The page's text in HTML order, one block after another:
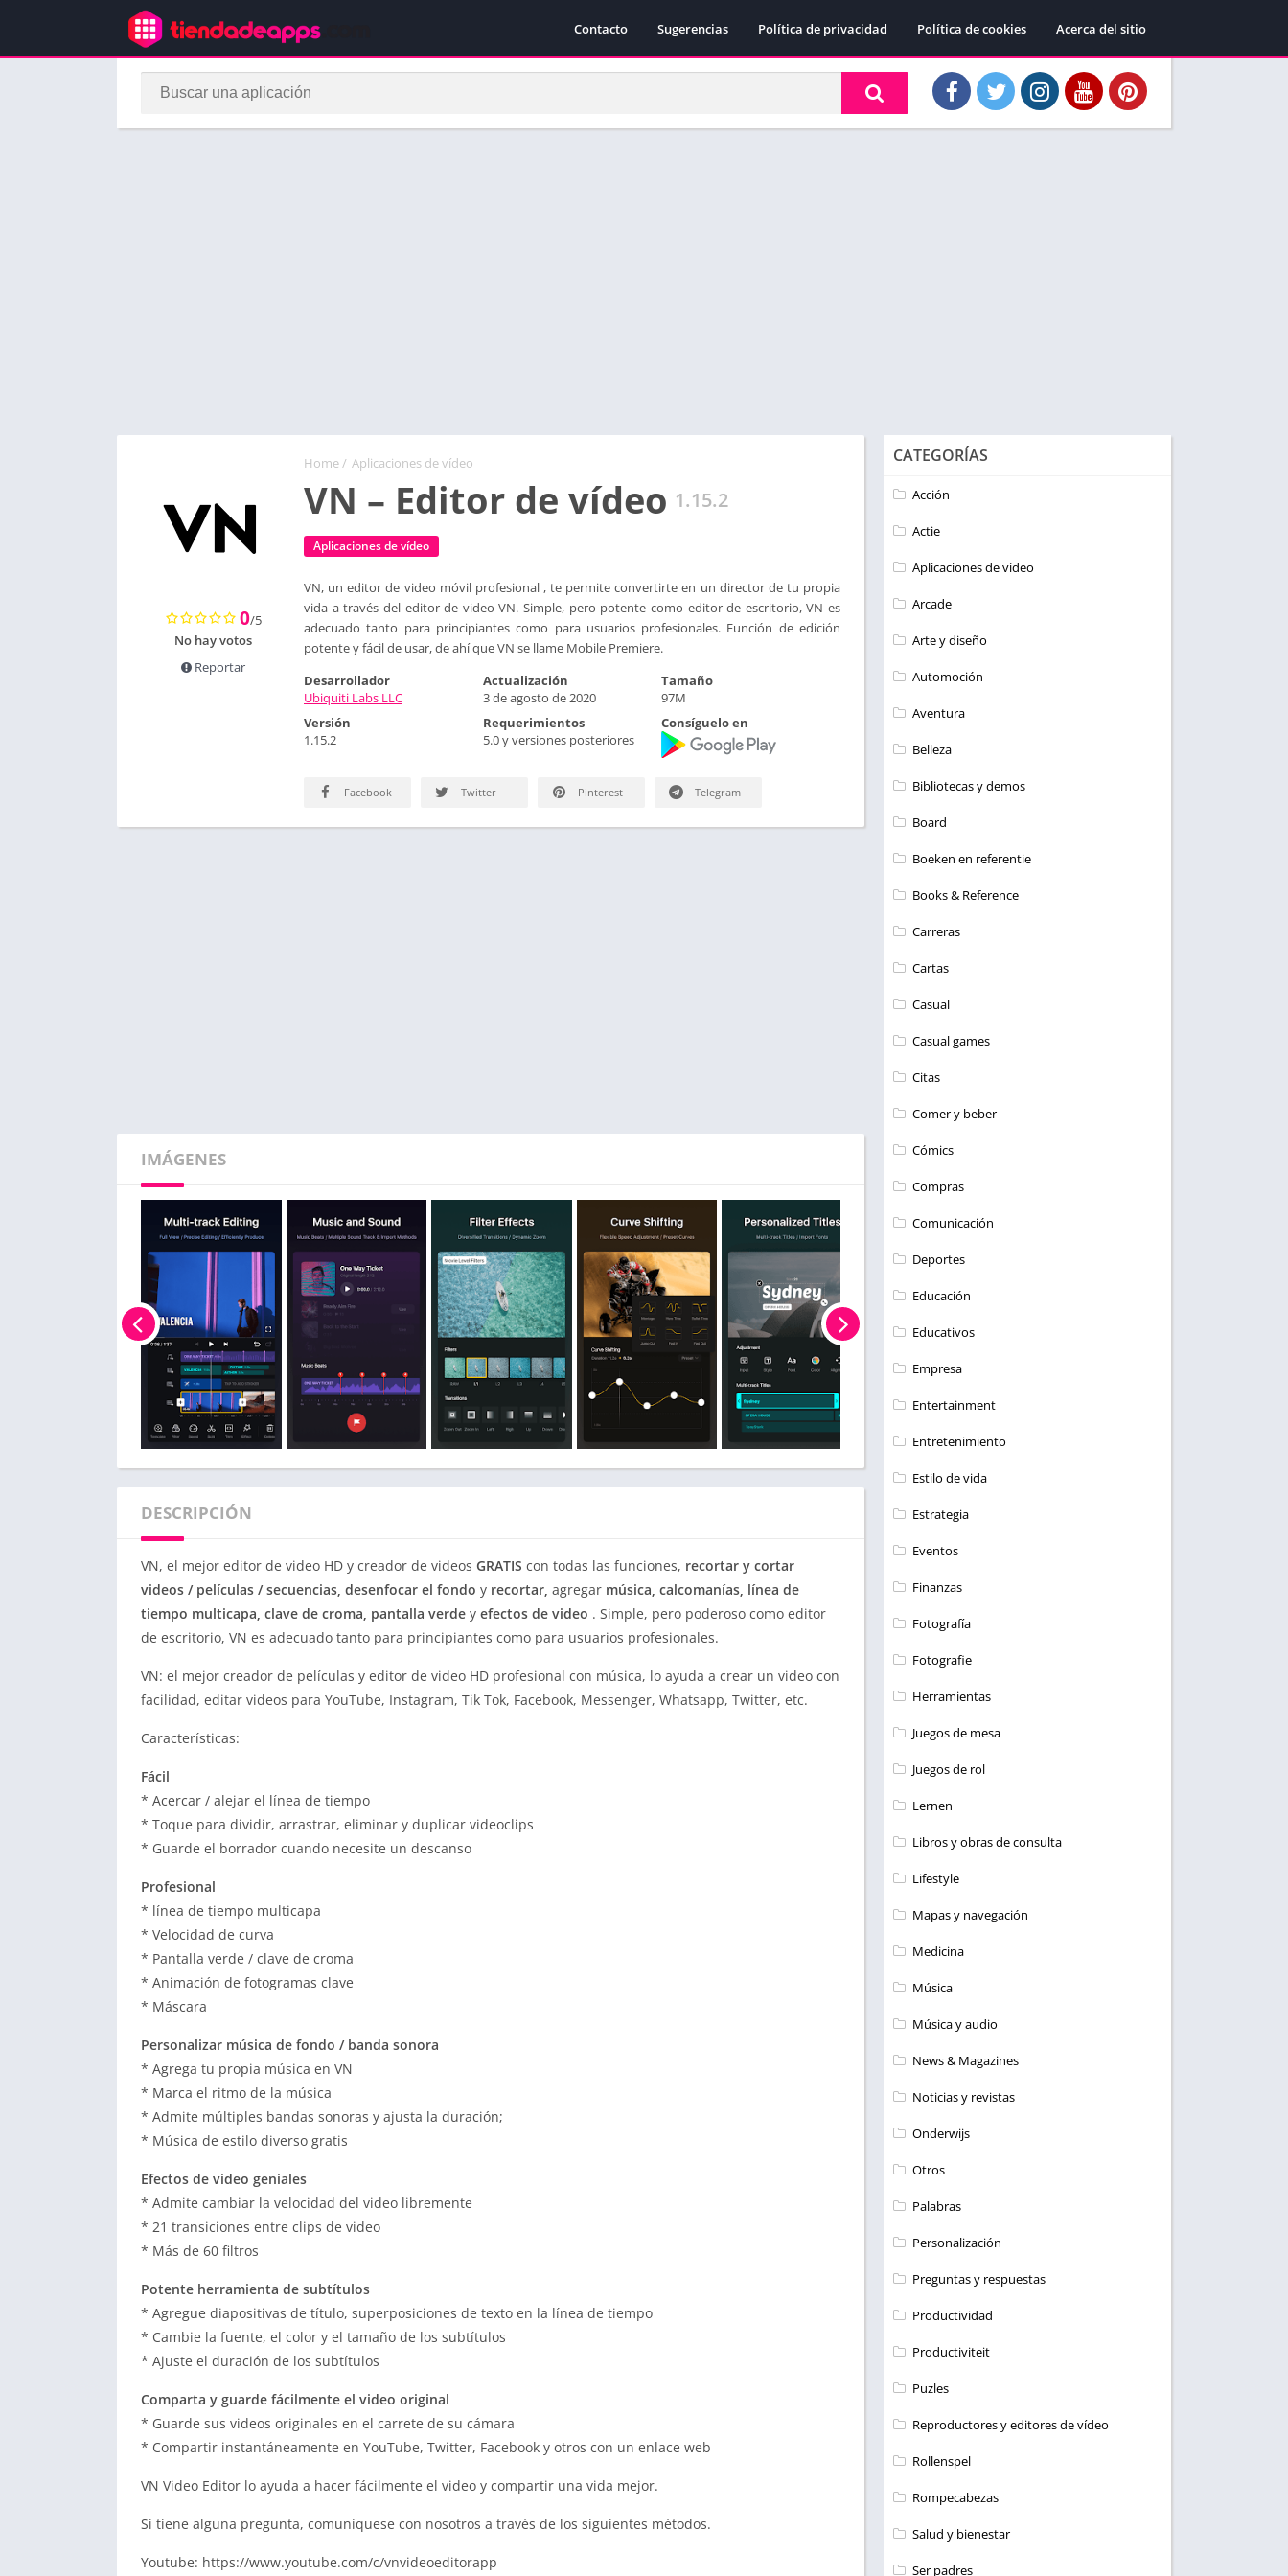
Contacto Sugerencias Política de privacidad Política de cookies Acerca del sitio
Home/ Aplicaciones de vídeo
VN – Editor de vídeo 1.15.2
Aplicaciones de vídeo
VN, un editor de video móvil profesional , te permite convertirte en un director de tu propia
vida a través del editor de video VN. Simple, pero potente como editor de escritorio, VN es
adecuado tanto para principiantes como para usuarios profesionales. Función de edición
potente y fácil de usar, de ahí que VN se llame Mobile Premiere.
0/5
No hay votos
Reportar
Desarrollador
Ubiquiti Labs LLC
Actualización
3 de agosto de 2020
Tamaño
97M
Versión
1.15.2
Requerimientos
5.0 y versiones posteriores
Consíguelo en
Facebook Twitter Pinterest Telegram
IMÁGENES
DESCRIPCIÓN
VN, el mejor editor de video HD y creador de videos GRATIS con todas las funciones, recortar y cortar
videos / películas / secuencias, desenfocar el fondo y recortar, agregar música, calcomanías, línea de
tiempo multicapa, clave de croma, pantalla verde y efectos de video . Simple, pero poderoso como editor
de escritorio, VN es adecuado tanto para principiantes como para usuarios profesionales.
VN: el mejor creador de películas y editor de video HD profesional con música, lo ayuda a crear un video con
facilidad, editar videos para YouTube, Instagram, Tik Tok, Facebook, Messenger, Whatsapp, Twitter, etc.
Características:
Fácil
* Acercar / alejar el línea de tiempo
* Toque para dividir, arrastrar, eliminar y duplicar videoclips
* Guarde el borrador cuando necesite un descanso
Profesional
* línea de tiempo multicapa
* Velocidad de curva
* Pantalla verde / clave de croma
* Animación de fotogramas clave
* Máscara
Personalizar música de fondo / banda sonora
* Agrega tu propia música en VN
* Marca el ritmo de la música
* Admite múltiples bandas sonoras y ajusta la duración;
* Música de estilo diverso gratis
Efectos de video geniales
* Admite cambiar la velocidad del video libremente
* 21 transiciones entre clips de video
* Más de 60 filtros
Potente herramienta de subtítulos
* Agregue diapositivas de título, superposiciones de texto en la línea de tiempo
* Cambie la fuente, el color y el tamaño de los subtítulos
* Ajuste el duración de los subtítulos
Comparta y guarde fácilmente el video original
* Guarde sus videos originales en el carrete de su cámara
* Compartir instantáneamente en YouTube, Twitter, Facebook y otros con un enlace web
VN Video Editor lo ayuda a hacer fácilmente el video y compartir una vida mejor.
Si tiene alguna pregunta, comuníquese con nosotros a través de los siguientes métodos.
Youtube: https://www.youtube.com/c/vnvideoeditorapp
CATEGORÍAS
Acción
Actie
Aplicaciones de vídeo
Arcade
Arte y diseño
Automoción
Aventura
Belleza
Bibliotecas y demos
Board
Boeken en referentie
Books & Reference
Carreras
Cartas
Casual
Casual games
Citas
Comer y beber
Cómics
Compras
Comunicación
Deportes
Educación
Educativos
Empresa
Entertainment
Entretenimiento
Estilo de vida
Estrategia
Eventos
Finanzas
Fotografía
Fotografie
Herramientas
Juegos de mesa
Juegos de rol
Lernen
Libros y obras de consulta
Lifestyle
Mapas y navegación
Medicina
Música
Música y audio
News & Magazines
Noticias y revistas
Onderwijs
Otros
Palabras
Personalización
Preguntas y respuestas
Productividad
Productiviteit
Puzles
Reproductores y editores de vídeo
Rollenspel
Rompecabezas
Salud y bienestar
Ser padres